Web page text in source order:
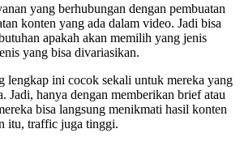
yang berhubungan dengan pembuatan
konten yang ada dalam video. Jadi bisa
apakah akan memilih yang jenis
yang bisa divariasikan.
lengkap ini cocok sekali untuk mereka yang
Jadi, hanya dengan memberikan brief atau
bisa langsung menikmati hasil konten
itu, traffic juga tinggi.